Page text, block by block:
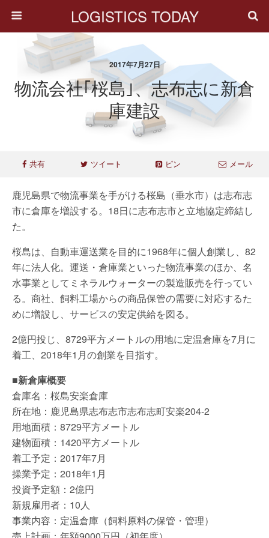
LOGISTICS TODAY
2017年7月27日
物流会社｢桜島｣、志布志に新倉
庫建設
共有 ツイート ピン メール
鹿児島県で物流事業を手がける桜島（垂水市）は志布志
市に倉庫を増設する。18日に志布志市と立地協定締結し
た。
桜島は、自動車運送業を目的に1968年に個人創業し、82
年に法人化。運送・倉庫業といった物流事業のほか、名
水事業としてミネラルウォーターの製造販売を行ってい
る。商社、飼料工場からの商品保管の需要に対応するた
めに増設し、サービスの安定供給を図る。
2億円投じ、8729平方メートルの用地に定温倉庫を7月に
着工、2018年1月の創業を目指す。
■新倉庫概要
倉庫名：桜島安楽倉庫
所在地：鹿児島県志布志市志布志町安楽204-2
用地面積：8729平方メートル
建物面積：1420平方メートル
着工予定：2017年7月
操業予定：2018年1月
投資予定額：2億円
新規雇用者：10人
事業内容：定温倉庫（飼料原料の保管・管理）